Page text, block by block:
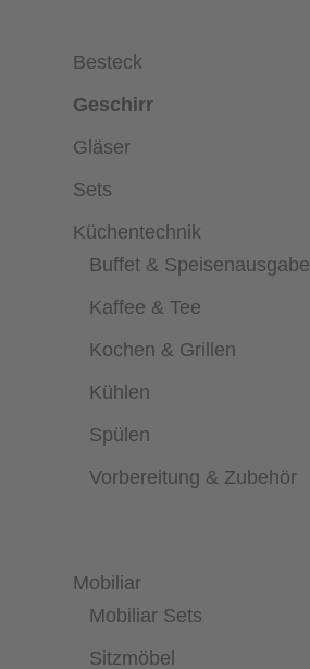
Besteck
Geschirr
Gläser
Sets
Küchentechnik
Buffet & Speisenausgabe
Kaffee & Tee
Kochen & Grillen
Kühlen
Spülen
Vorbereitung & Zubehör
Mobiliar
Mobiliar Sets
Sitzmöbel